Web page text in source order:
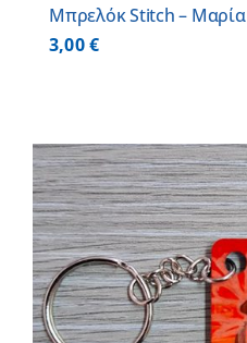
Μπρελόκ Stitch – Μαρία
3,00€